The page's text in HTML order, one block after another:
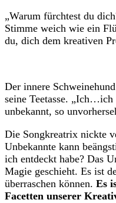
„Warum fürchtest du
Stimme weich wie ein
du, dich dem kreativen
Der innere
seine Teetasse.
unbekannt, so
Die Songkreatrix nickte
Unbekannte kann
ich entdeckt habe? Das
Magie geschieht. Es ist
überraschen können. Es
Facetten unserer